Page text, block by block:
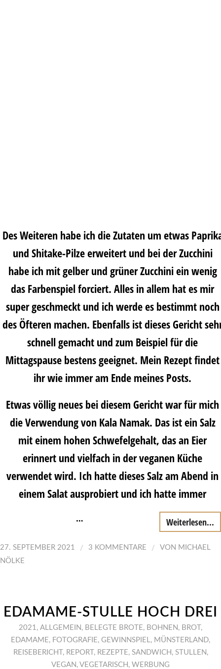
Des Weiteren habe ich die Zutaten um etwas
und Shitake-Pilze erweitert und bei der Zucchini
habe ich mit gelber und grüner Zucchini ein wenig
das Farbenspiel forciert. Alles in allem hat es mir
super geschmeckt und ich werde es bestimmt noch
des Öfteren machen. Ebenfalls ist dieses Gericht
schnell gemacht und zum Beispiel für die
Mittagspause bestens geeignet. Mein Rezept findet
ihr wie immer am Ende meines Posts.
Etwas völlig neues bei diesem Gericht war für mich
die Verwendung von Kala Namak. Das ist ein Salz
mit einem hohen Schwefelgehalt, das an Eier
erinnert und vielfach in der veganen Küche
verwendet wird. Ich hatte dieses Salz am Abend in
einem Salat ausprobiert und ich hatte immer
… Weiterlesen...
27. SEPTEMBER 2021 / 3 KOMMENTARE / VON MICHAEL
NÖLKE
EDAMAME-STULLE HOCH DREI
2021 , ALLGEMEIN , BELEGTE BROTE , BOHNEN , BROT ,
EDAMAME , FOTOGRAFIE , GEWINNSPIEL, MÜNSTERLAND,
REISEBERICHT , REPORT , REZEPTE , SANDWICH , STULLEN ,
VEGAN , VEGETARISCH , WERBUNG